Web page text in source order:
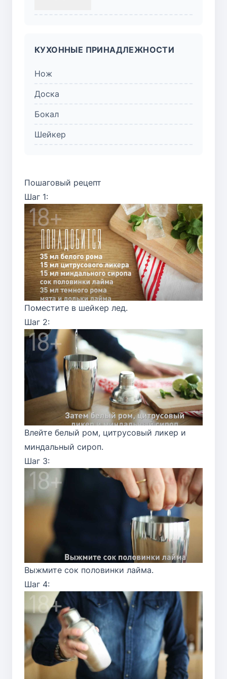
КУХОННЫЕ ПРИНАДЛЕЖНОСТИ
Нож
Доска
Бокал
Шейкер
Пошаговый рецепт
Шаг 1:
Поместите в шейкер лед.
Шаг 2:
Влейте белый ром, цитрусовый ликер и
миндальный сироп.
Шаг 3:
Выжмите сок половинки лайма.
Шаг 4: